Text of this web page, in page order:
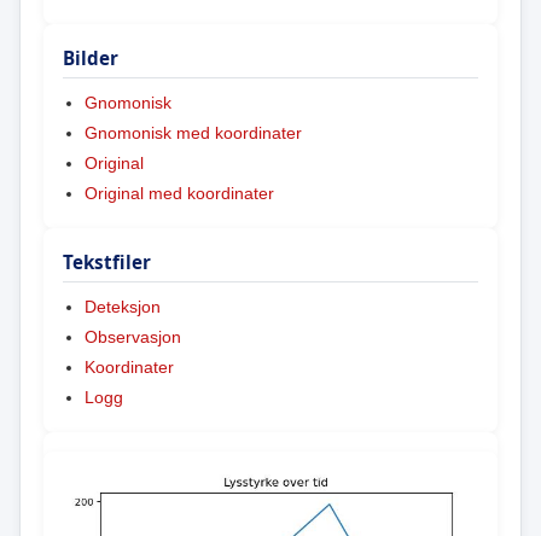
Bilder
Gnomonisk
Gnomonisk med koordinater
Original
Original med koordinater
Tekstfiler
Deteksjon
Observasjon
Koordinater
Logg